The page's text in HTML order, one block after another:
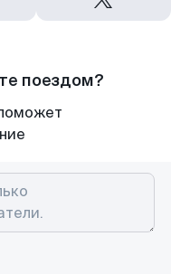
поездом?